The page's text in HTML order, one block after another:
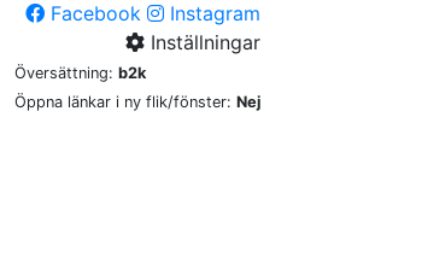
Facebook
Instagram
Inställningar
Översättning: b2k
Öppna länkar i ny flik/fönster: Nej